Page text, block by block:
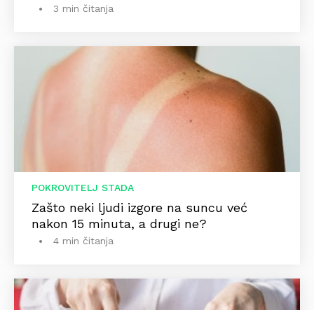
3 min čitanja
POKROVITELJ STADA
Zašto neki ljudi izgore na suncu već
nakon 15 minuta, a drugi ne?
4 min čitanja